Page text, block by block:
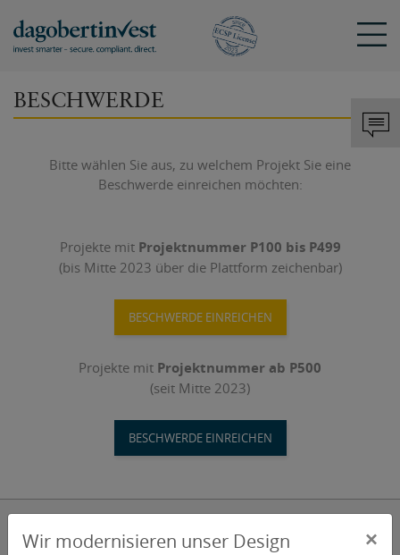
KONTAKT
hello@dagobertinvest.com
dagobertinvest gmbh
Wohllebengasse 12-14
Kontaktanfrage
Vermögensberatung
Beschwerde
ANMELDEN
Angemeldet bleiben
ANMELDEN
oder
Mit der ich.app anmelden
BESCHWERDE
Bitte wählen Sie aus, zu welchem Projekt Sie eine
Beschwerde einreichen möchten:
Projekte mit Projektnummer P100 bis P499
(bis Mitte 2023 über die Plattform zeichenbar)
BESCHWERDE EINREICHEN
Projekte mit Projektnummer ab P500
(seit Mitte 2023)
BESCHWERDE EINREICHEN
Wir modernisieren unser Design ×